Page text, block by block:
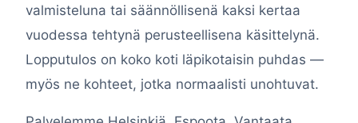
valmisteluna tai säännöllisenä kaksi kertaa
vuodessa tehtynä perusteellisena käsittelynä.
Lopputulos on koko koti läpikotaisin puhdas —
myös ne kohteet, jotka normaalisti unohtuvat.